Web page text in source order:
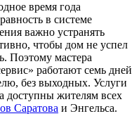
время года
в системе
важно устранять
чтобы дом не успел
Поэтому мастера
работают семь дней
без выходных. Услуги
доступны жителям всех
Саратова и Энгельса.